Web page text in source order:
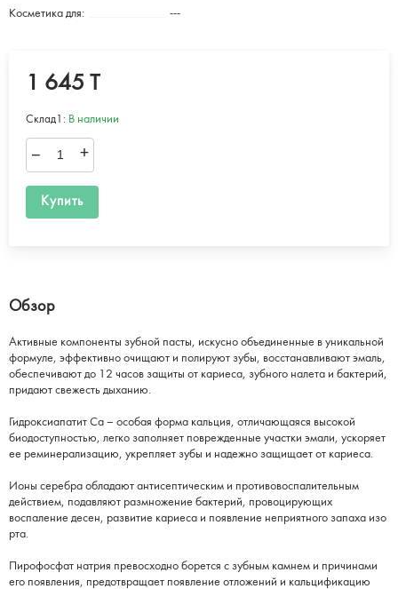
Косметика для: ---
1 645 T
Склад1: В наличии
– +
Купить
Обзор
Активные компоненты зубной пасты, искусно объединенные в уникальной
формуле, эффективно очищают и полируют зубы, восстанавливают эмаль,
обеспечивают до 12 часов защиты от кариеса, зубного налета и бактерий,
придают свежесть дыханию.
Гидроксиапатит Ca – особая форма кальция, отличающаяся высокой
биодоступностью, легко заполняет поврежденные участки эмали, ускоряет
ее реминерализацию, укрепляет зубы и надежно защищает от кариеса.
Ионы серебра обладают антисептическим и противовоспалительным
действием, подавляют размножение бактерий, провоцирующих
воспаление десен, развитие кариеса и появление неприятного запаха изо
рта.
Пирофосфат натрия превосходно борется с зубным камнем и причинами
его появления, предотвращает появление отложений и кальцификацию